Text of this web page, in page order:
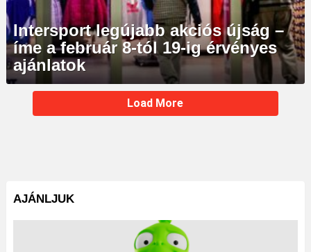
Intersport legújabb akciós újság –
íme a február 8-tól 19-ig érvényes
ajánlatok
MORE
STORIES
Load More
AJÁNLJUK